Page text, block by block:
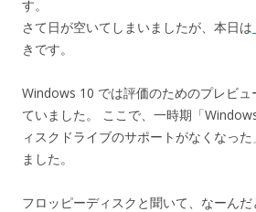
す。
さて日が空いてしまいましたが、本日は
きです。
Windows 10 では評価のためのプレビュ
ていました。 ここで、一時期「
ィスクドライブのサポートがなくなっ
ました。
フロッピーディスクと聞いて、なーん